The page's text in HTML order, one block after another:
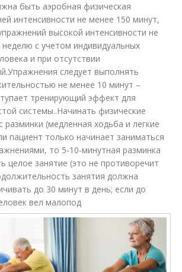
быть аэробная физическая
интенсивности не менее 150 минут,
высокой интенсивности не
с учетом индивидуальных
и при отсутствии
следует выполнять
не менее 10 минут –
тренирующий эффект для
системы..Начинать физические
разминки (медленная ходьба и легкие
пациент только начинает заниматься
то 5-10-минутная разминка
целое занятие (это не противоречит
занятия должна
до 30 минут в день; если до
вел малопод